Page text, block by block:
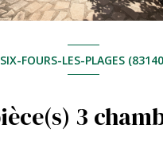
SIX-FOURS-LES-PLAGES